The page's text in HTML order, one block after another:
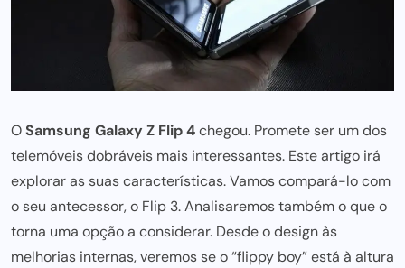
OSamsung Galaxy Z Flip 4chegou. Promete ser um dos
telemóveis dobráveis mais interessantes. Este artigo irá
explorar as suas características. Vamos compará-lo com
o seu antecessor, o Flip 3. Analisaremos também o que o
torna uma opção a considerar. Desde o design às
melhorias internas,veremos se o “flippy boy” está à altura